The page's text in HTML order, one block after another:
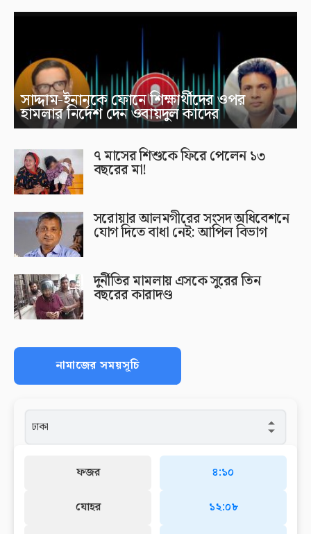
সাদ্দাম-ইনানকে ফোনে শিক্ষার্থীদের ওপর
হামলার নির্দেশ দেন ওবায়দুল কাদের
৭ মাসের শিশুকে ফিরে পেলেন ১৩
বছরের মা!
সরোয়ার আলমগীরের সংসদ অধিবেশনে
যোগ দিতে বাধা নেই: আপিল বিভাগ
দুর্নীতির মামলায় এসকে সুরের তিন
বছরের কারাদণ্ড
নামাজের সময়সূচি
ফজর
যোহর
৪:১০
১২:০৮